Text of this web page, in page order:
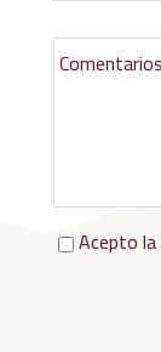
Acepto la